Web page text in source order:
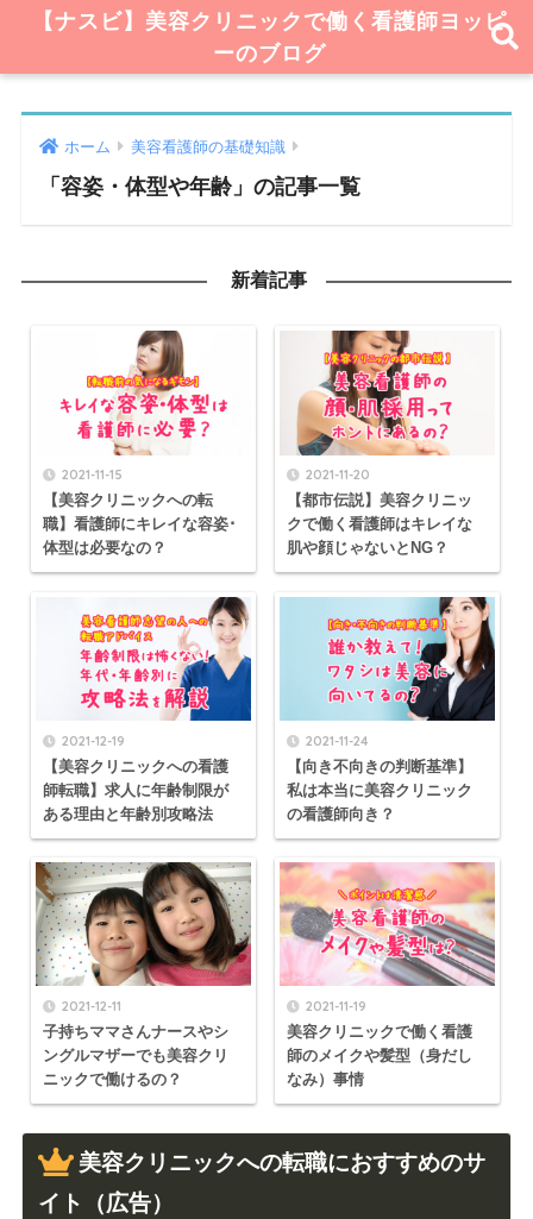
【ナスビ】美容クリニックで働く看護師ヨッピ
ーのブログ
ホーム 美容看護師の基礎知識
「容姿・体型や年齢」の記事一覧
新着記事
2021-11-15
【美容クリニックへの転
職】看護師にキレイな容姿･
体型は必要なの？
2021-11-20
【都市伝説】美容クリニッ
クで働く看護師はキレイな
肌や顔じゃないとNG？
2021-12-19
【美容クリニックへの看護
師転職】求人に年齢制限が
ある理由と年齢別攻略法
2021-11-24
【向き不向きの判断基準】
私は本当に美容クリニック
の看護師向き？
2021-12-11
子持ちママさんナースやシ
ングルマザーでも美容クリ
ニックで働けるの？
2021-11-19
美容クリニックで働く看護
師のメイクや髪型（身だし
なみ）事情
美容クリニックへの転職におすすめのサ
イト（広告）